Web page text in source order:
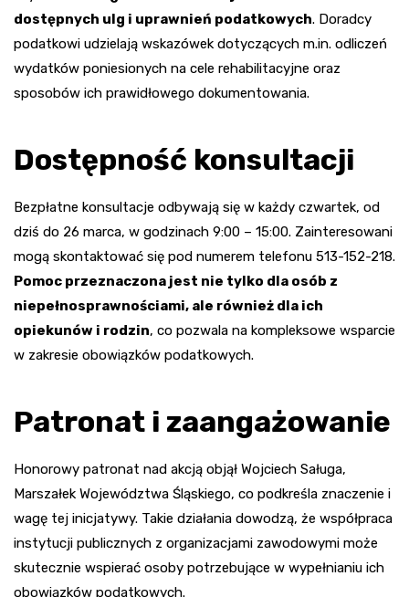
dostępnych ulg i uprawnień podatkowych. Doradcy
podatkowi udzielają wskazówek dotyczących m.in. odliczeń
wydatków poniesionych na cele rehabilitacyjne oraz
sposobów ich prawidłowego dokumentowania.
Dostępność konsultacji
Bezpłatne konsultacje odbywają się w każdy czwartek, od
dziś do 26 marca, w godzinach 9:00 – 15:00. Zainteresowani
mogą skontaktować się pod numerem telefonu 513-152-218.
Pomoc przeznaczona jest nie tylko dla osób z
niepełnosprawnościami, ale również dla ich
opiekunów i rodzin, co pozwala na kompleksowe wsparcie
w zakresie obowiązków podatkowych.
Patronat i zaangażowanie
Honorowy patronat nad akcją objął Wojciech Saługa,
Marszałek Województwa Śląskiego, co podkreśla znaczenie i
wagę tej inicjatywy. Takie działania dowodzą, że współpraca
instytucji publicznych z organizacjami zawodowymi może
skutecznie wspierać osoby potrzebujące w wypełnianiu ich
obowiązków podatkowych.